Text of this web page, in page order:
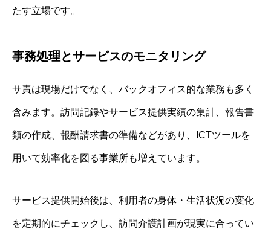
たす立場です。
事務処理とサービスのモニタリング
サ責は現場だけでなく、バックオフィス的な業務も多く
含みます。訪問記録やサービス提供実績の集計、報告書
類の作成、報酬請求書の準備などがあり、ICTツールを
用いて効率化を図る事業所も増えています。
サービス提供開始後は、利用者の身体・生活状況の変化
を定期的にチェックし、訪問介護計画が現実に合ってい